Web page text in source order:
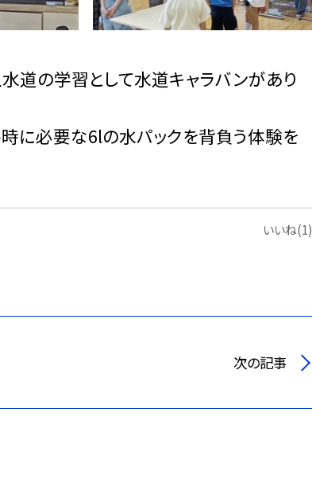
道の学習として水道キャラバンがあり
に必要な6lの水パックを背負う体験を
いいね(1)
次の記事